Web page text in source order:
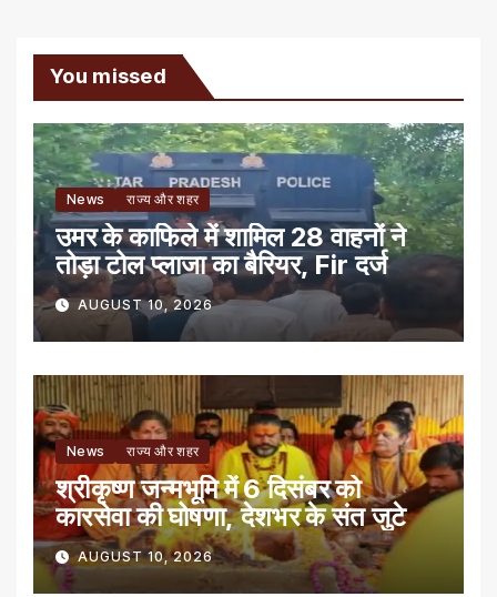
You missed
News राज्य और शहर
उमर के काफिले में शामिल 28 वाहनों ने
तोड़ा टोल प्लाजा का बैरियर, Fir दर्ज
AUGUST 10, 2026
News राज्य और शहर
श्रीकृष्ण जन्मभूमि में 6 दिसंबर को
कारसेवा की घोषणा, देशभर के संत जुटे
AUGUST 10, 2026